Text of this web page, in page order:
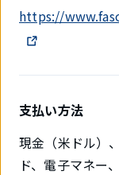
https://
支払い方法
現金（米ドル）
ド、電子マネー